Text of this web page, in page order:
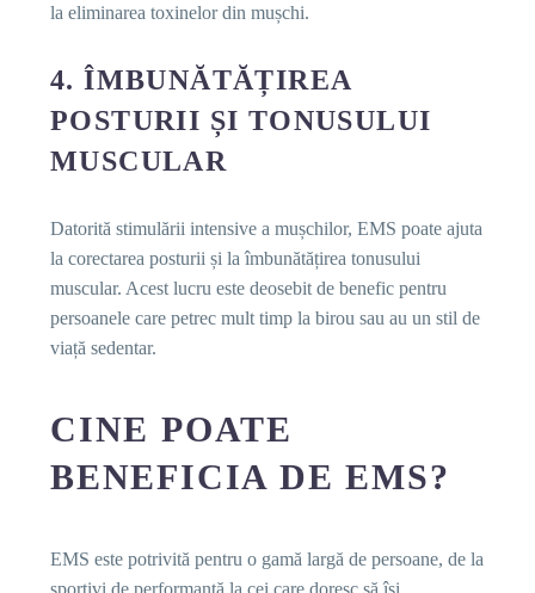
la eliminarea toxinelor din mușchi.
4. ÎMBUNĂTĂȚIREA
POSTURII ȘI TONUSULUI
MUSCULAR
Datorită stimulării intensive a mușchilor, EMS poate ajuta
la corectarea posturii și la îmbunătățirea tonusului
muscular. Acest lucru este deosebit de benefic pentru
persoanele care petrec mult timp la birou sau au un stil de
viață sedentar.
CINE POATE
BENEFICIA DE EMS?
EMS este potrivită pentru o gamă largă de persoane, de la